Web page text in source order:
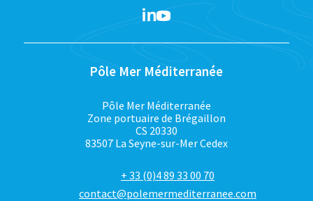
Pôle Mer Méditerranée
Pôle Mer Méditerranée
Zone portuaire de Brégaillon
CS 20330
83507 La Seyne-sur-Mer Cedex
+ 33 (0)4 89 33 00 70
contact@polemermediterranee.com